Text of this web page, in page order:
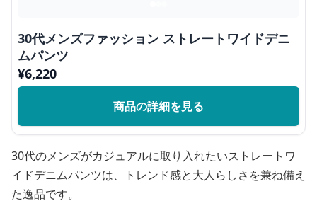
30代メンズファッション ストレートワイドデニ
ムパンツ
¥6,220
商品の詳細を見る
30代のメンズがカジュアルに取り入れたいストレートワ
イドデニムパンツは、トレンド感と大人らしさを兼ね備え
た逸品です。